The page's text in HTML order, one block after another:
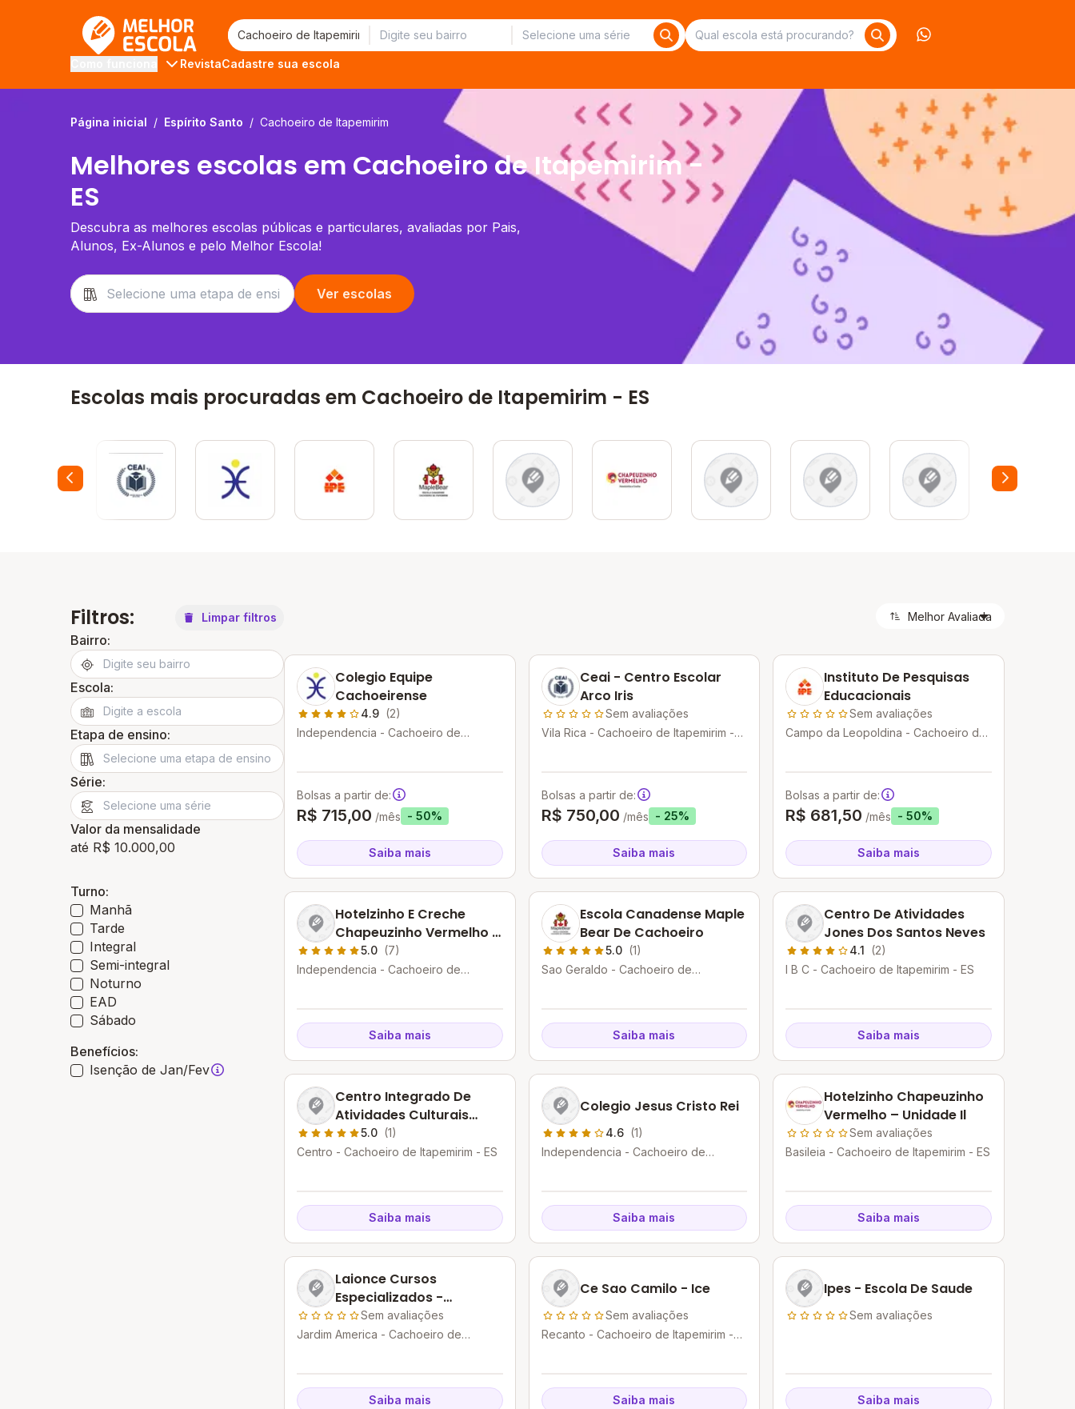
RevistaCadastre sua escola
Página inicial / Espírito Santo / Cachoeiro de Itapemirim
Melhores escolas em Cachoeiro de Itapemirim -
ES
Descubra as melhores escolas públicas e particulares, avaliadas por Pais,
Alunos, Ex-Alunos e pelo Melhor Escola!
Ver escolas
Escolas mais procuradas em Cachoeiro de Itapemirim - ES
Filtros: Limpar filtros
Bairro:
Escola:
Etapa de ensino:
Série:
Valor da mensalidade
até R$ 10.000,00
Turno:
Manhã
Tarde
Integral
Semi-integral
Noturno
EAD
Sábado
Benefícios:
Isenção de Jan/Fev
Colegio Equipe
Cachoeirense
4.9 (2)
Independencia - Cachoeiro de
Bolsas a partir de:
R$ 715,00 /mês - 50%
Saiba mais
Ceai - Centro Escolar
Arco Iris
Sem avaliações
Vila Rica - Cachoeiro de Itapemirim -
Bolsas a partir de:
R$ 750,00 /mês - 25%
Saiba mais
Instituto De Pesquisas
Educacionais
Sem avaliações
Campo da Leopoldina - Cachoeiro de
Bolsas a partir de:
R$ 681,50 /mês - 50%
Saiba mais
Hotelzinho E Creche
Chapeuzinho Vermelho -
Unidade I
5.0 (7)
Independencia - Cachoeiro de
Saiba mais
Escola Canadense Maple
Bear De Cachoeiro
5.0 (1)
Sao Geraldo - Cachoeiro de
Saiba mais
Centro De Atividades
Jones Dos Santos Neves
4.1 (2)
I B C - Cachoeiro de Itapemirim - ES
Saiba mais
Centro Integrado De
Atividades Culturais
Raymundo Andrade
5.0 (1)
Centro - Cachoeiro de Itapemirim - ES
Saiba mais
Colegio Jesus Cristo Rei
4.6 (1)
Independencia - Cachoeiro de
Saiba mais
Hotelzinho Chapeuzinho
Vermelho – Unidade Il
Sem avaliações
Basileia - Cachoeiro de Itapemirim - ES
Saiba mais
Laionce Cursos
Especializados -
Cachoeiro De Itapemirim
Sem avaliações
Jardim America - Cachoeiro de
Saiba mais
Ce Sao Camilo - Ice
Sem avaliações
Recanto - Cachoeiro de Itapemirim -
Saiba mais
Ipes - Escola De Saude
Sem avaliações
Saiba mais